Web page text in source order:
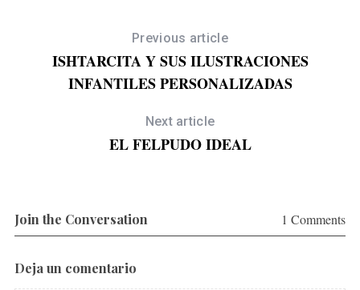
Previous article
ISHTARCITA Y SUS ILUSTRACIONES
INFANTILES PERSONALIZADAS
Next article
EL FELPUDO IDEAL
Join the Conversation 1 Comments
Deja un comentario
S
: